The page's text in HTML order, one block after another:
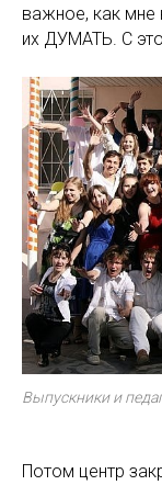
важное, как мне
их ДУМАТЬ. С
Выпускники и
Потом центр